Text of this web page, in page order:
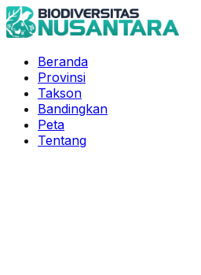
Beranda
Provinsi
Takson
Bandingkan
Peta
Tentang